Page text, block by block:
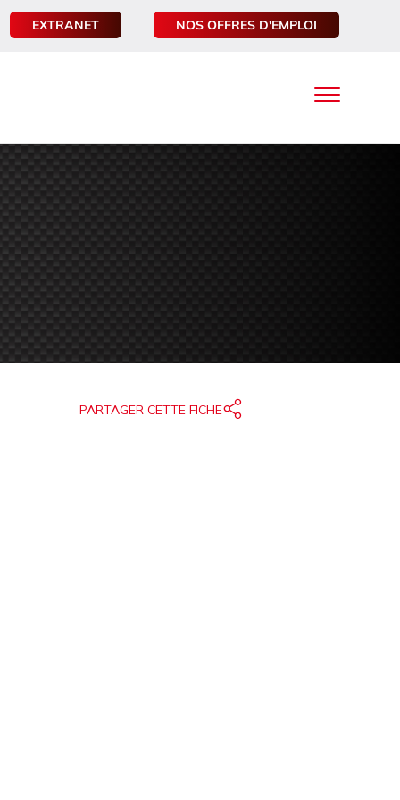
EXTRANET NOS OFFRES D'EMPLOI
PARTAGER CETTE FICHE